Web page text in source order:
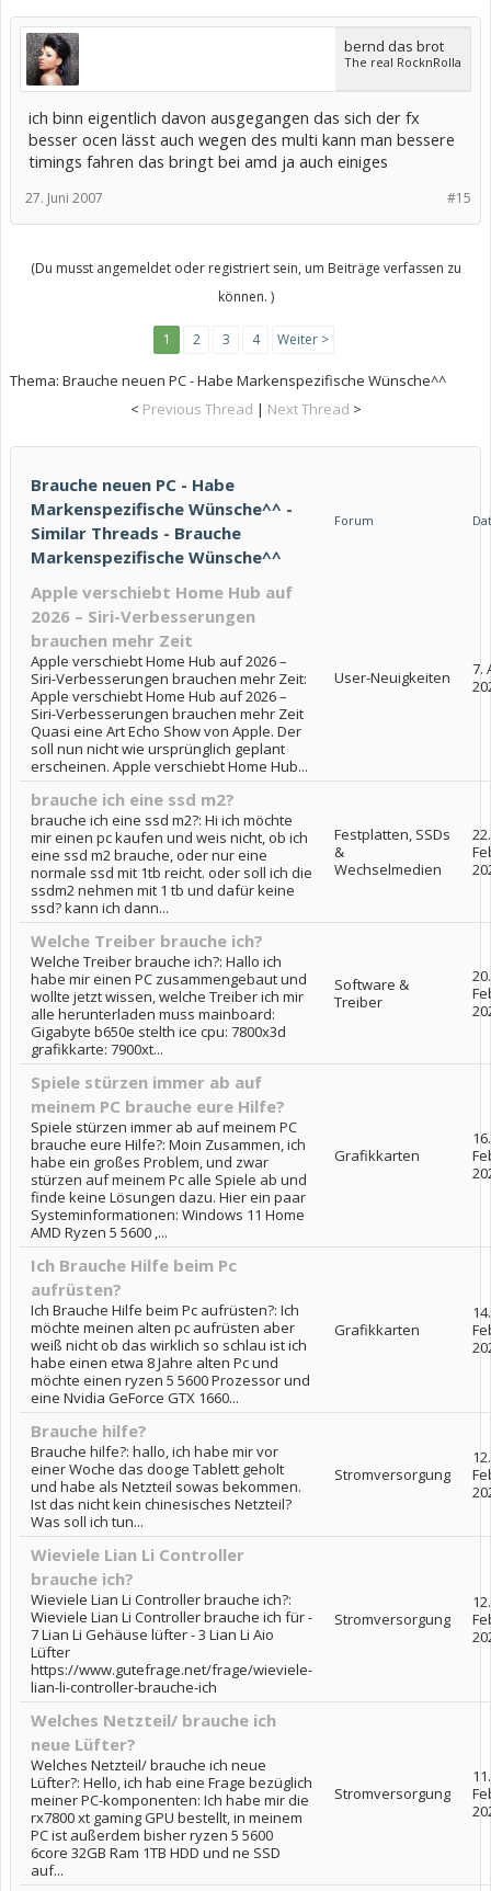
bernd das brot
The real RocknRolla
ich binn eigentlich davon ausgegangen das sich der fx
besser ocen lässt auch wegen des multi kann man bessere
timings fahren das bringt bei amd ja auch einiges
#15
27. Juni 2007
(Du musst angemeldet oder registriert sein, um Beiträge verfassen zu
können. )
1 2 3 4 Weiter >
Thema: Brauche neuen PC - Habe Markenspezifische Wünsche^^
< Previous Thread | Next Thread >
Brauche neuen PC - Habe
Markenspezifische Wünsche^^ -
Similar Threads - Brauche
Markenspezifische Wünsche^^
Forum
Apple verschiebt Home Hub auf
2026 – Siri-Verbesserungen
brauchen mehr Zeit
Apple verschiebt Home Hub auf 2026 –
Siri-Verbesserungen brauchen mehr Zeit:
Apple verschiebt Home Hub auf 2026 –
Siri-Verbesserungen brauchen mehr Zeit
Quasi eine Art Echo Show von Apple. Der
soll nun nicht wie ursprünglich geplant
erscheinen. Apple verschiebt Home Hub...
User-Neuigkeiten
7.
brauche ich eine ssd m2?
brauche ich eine ssd m2?: Hi ich möchte
mir einen pc kaufen und weis nicht, ob ich
eine ssd m2 brauche, oder nur eine
normale ssd mit 1tb reicht. oder soll ich die
ssdm2 nehmen mit 1 tb und dafür keine
ssd? kann ich dann...
Festplatten, SSDs
&
Wechselmedien
22.
Welche Treiber brauche ich?
Welche Treiber brauche ich?: Hallo ich
habe mir einen PC zusammengebaut und
wollte jetzt wissen, welche Treiber ich mir
alle herunterladen muss mainboard:
Gigabyte b650e stelth ice cpu: 7800x3d
grafikkarte: 7900xt...
Software &
Treiber
20.
Spiele stürzen immer ab auf
meinem PC brauche eure Hilfe?
Spiele stürzen immer ab auf meinem PC
brauche eure Hilfe?: Moin Zusammen, ich
habe ein großes Problem, und zwar
stürzen auf meinem Pc alle Spiele ab und
finde keine Lösungen dazu. Hier ein paar
Systeminformationen: Windows 11 Home
AMD Ryzen 5 5600 ,...
Grafikkarten
16.
Ich Brauche Hilfe beim Pc
aufrüsten?
Ich Brauche Hilfe beim Pc aufrüsten?: Ich
möchte meinen alten pc aufrüsten aber
weiß nicht ob das wirklich so schlau ist ich
habe einen etwa 8 Jahre alten Pc und
möchte einen ryzen 5 5600 Prozessor und
eine Nvidia GeForce GTX 1660...
Grafikkarten
14.
Brauche hilfe?
Brauche hilfe?: hallo, ich habe mir vor
einer Woche das dooge Tablett geholt
und habe als Netzteil sowas bekommen.
Ist das nicht kein chinesisches Netzteil?
Was soll ich tun...
Stromversorgung
12.
Wieviele Lian Li Controller
brauche ich?
Wieviele Lian Li Controller brauche ich?:
Wieviele Lian Li Controller brauche ich für -
7 Lian Li Gehäuse lüfter - 3 Lian Li Aio
Lüfter
https://www.gutefrage.net/frage/wieviele-
lian-li-controller-brauche-ich
Stromversorgung
12.
Welches Netzteil/ brauche ich
neue Lüfter?
Welches Netzteil/ brauche ich neue
Lüfter?: Hello, ich hab eine Frage bezüglich
meiner PC-komponenten: Ich habe mir die
rx7800 xt gaming GPU bestellt, in meinem
PC ist außerdem bisher ryzen 5 5600
6core 32GB Ram 1TB HDD und ne SSD
auf...
Stromversorgung
11.